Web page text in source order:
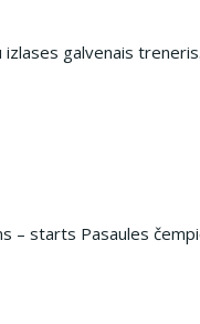
galvenais treneris.
– starts Pasaules